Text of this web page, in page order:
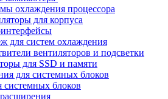
охлаждения процессора
для корпуса
для систем охлаждения
вентиляторов и подсветки
для SSD и памяти
для системных блоков
системных блоков